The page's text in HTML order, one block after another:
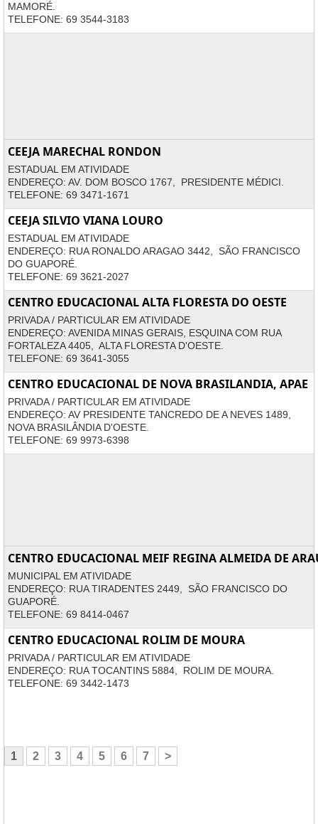
MAMORÉ.
TELEFONE: 69 3544-3183
CEEJA MARECHAL RONDON
ESTADUAL EM ATIVIDADE
ENDEREÇO: AV. DOM BOSCO 1767, PRESIDENTE MÉDICI.
TELEFONE: 69 3471-1671
CEEJA SILVIO VIANA LOURO
ESTADUAL EM ATIVIDADE
ENDEREÇO: RUA RONALDO ARAGAO 3442, SÃO FRANCISCO
DO GUAPORÉ.
TELEFONE: 69 3621-2027
CENTRO EDUCACIONAL ALTA FLORESTA DO OESTE
PRIVADA / PARTICULAR EM ATIVIDADE
ENDEREÇO: AVENIDA MINAS GERAIS, ESQUINA COM RUA
FORTALEZA 4405, ALTA FLORESTA D'OESTE.
TELEFONE: 69 3641-3055
CENTRO EDUCACIONAL DE NOVA BRASILANDIA, APAE
PRIVADA / PARTICULAR EM ATIVIDADE
ENDEREÇO: AV PRESIDENTE TANCREDO DE A NEVES 1489,
NOVA BRASILÂNDIA D'OESTE.
TELEFONE: 69 9973-6398
CENTRO EDUCACIONAL MEIF REGINA ALMEIDA DE
MUNICIPAL EM ATIVIDADE
ENDEREÇO: RUA TIRADENTES 2449, SÃO FRANCISCO DO
GUAPORÉ.
TELEFONE: 69 8414-0467
CENTRO EDUCACIONAL ROLIM DE MOURA
PRIVADA / PARTICULAR EM ATIVIDADE
ENDEREÇO: RUA TOCANTINS 5884, ROLIM DE MOURA.
TELEFONE: 69 3442-1473
1 2 3 4 5 6 7 >